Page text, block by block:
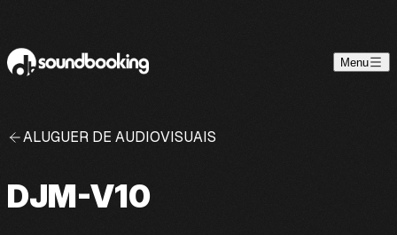
Menu
ALUGUER DE AUDIOVISUAIS
DJM-V10